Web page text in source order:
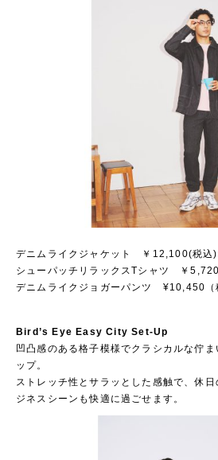
デニムライクジャケット ￥12,100(税込)
シューパッチリラックスTシャツ ￥5,720
デニムライクジョガーパンツ ¥10,450（
Bird’s Eye Easy City Set-Up
凹凸感のある格子模様でクラシカルな佇
ップ。
ストレッチ性とサラッとした感触で、休
ジネスシーンも快適に過ごせます。